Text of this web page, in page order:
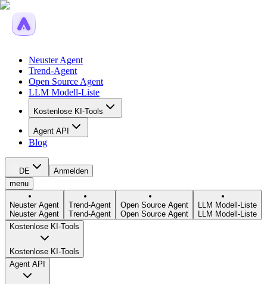
Neuster Agent
Trend-Agent
Open Source Agent
LLM Modell-Liste
Kostenlose KI-Tools
Agent API
Blog
DE
Anmelden
menu
Neuster Agent
Neuster Agent
Trend-Agent
Trend-Agent
Open Source Agent
Open Source Agent
LLM Modell-Liste
LLM Modell-Liste
Kostenlose KI-Tools
Kostenlose KI-Tools
Agent API